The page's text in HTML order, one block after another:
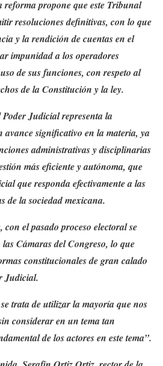
propone que este Tribunal
resoluciones definitivas, con lo que
y la rendición de cuentas en el
impunidad a los operadores
de sus funciones, con respeto al
de la Constitución y la ley.
Judicial representa la
avance significativo en la materia, ya
administrativas y disciplinarias
más eficiente y autónoma, que
que responda efectivamente a las
de la sociedad mexicana.
con el pasado proceso electoral se
Cámaras del Congreso, lo que
constitucionales de gran calado
Judicial.
trata de utilizar la mayoría que nos
considerar en un tema tan
de los actores en este tema”.